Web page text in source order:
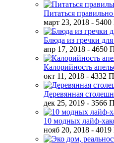
Питаться
март 23, 2018 -
Блюда из гречки
апр 17, 2018 - 4650
Калорийность
окт 11, 2018 - 4332
Деревянная
дек 25, 2019 - 3566
10 модных лайф-
нояб 20, 2018 -